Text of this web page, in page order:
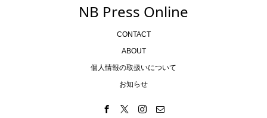
NB Press Online
CONTACT
ABOUT
個人情報の取扱いについて
お知らせ